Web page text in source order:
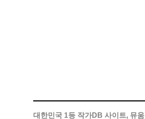
대한민국 1등 작가DB 사이트, 뮤움